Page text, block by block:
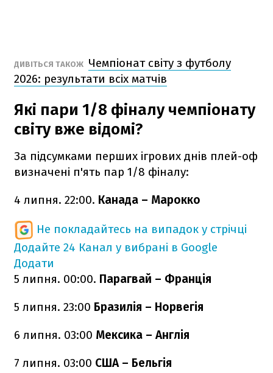
ДИВІТЬСЯ ТАКОЖ Чемпіонат світу з футболу
2026: результати всіх матчів
Які пари 1/8 фіналу чемпіонату
світу вже відомі?
За підсумками перших ігрових днів плей-оф
визначені п'ять пар 1/8 фіналу:
4 липня. 22:00. Канада – Марокко
Не покладайтесь на випадок у стрічці
Додайте 24 Канал у вибрані в Google
Додати
5 липня. 00:00. Парагвай – Франція
5 липня. 23:00 Бразилія – Норвегія
6 липня. 03:00 Мексика – Англія
7 липня. 03:00 США – Бельгія